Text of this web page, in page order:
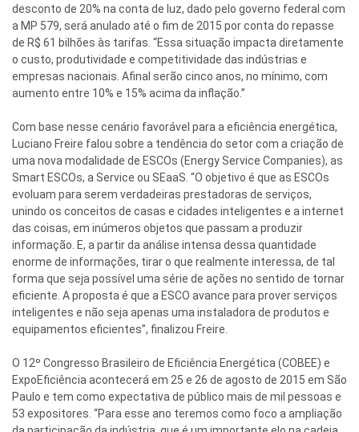
desconto de 20% na conta de luz, dado pelo governo federal com
a MP 579, será anulado até o fim de 2015 por conta do repasse
de R$ 61 bilhões às tarifas. “Essa situação impacta diretamente
o custo, produtividade e competitividade das indústrias e
empresas nacionais. Afinal serão cinco anos, no mínimo, com
aumento entre 10% e 15% acima da inflação.”
Com base nesse cenário favorável para a eficiência energética,
Luciano Freire falou sobre a tendência do setor com a criação de
uma nova modalidade de ESCOs (Energy Service Companies), as
Smart ESCOs, a Service ou SEaaS. “O objetivo é que as ESCOs
evoluam para serem verdadeiras prestadoras de serviços,
unindo os conceitos de casas e cidades inteligentes e a internet
das coisas, em inúmeros objetos que passam a produzir
informação. E, a partir da análise intensa dessa quantidade
enorme de informações, tirar o que realmente interessa, de tal
forma que seja possível uma série de ações no sentido de tornar
eficiente. A proposta é que a ESCO avance para prover serviços
inteligentes e não seja apenas uma instaladora de produtos e
equipamentos eficientes”, finalizou Freire.
O 12º Congresso Brasileiro de Eficiência Energética (COBEE) e
ExpoEficiência acontecerá em 25 e 26 de agosto de 2015 em São
Paulo e tem como expectativa de público mais de mil pessoas e
53 expositores. “Para esse ano teremos como foco a ampliação